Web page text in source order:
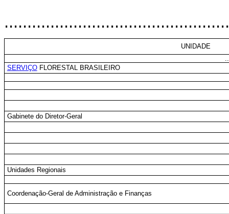
UNIDADE
SERVIÇOFLORESTAL BRASILEIRO
Gabinete do Diretor-Geral
Unidades Regionais
Coordenação-Geral de Administração e Finanças